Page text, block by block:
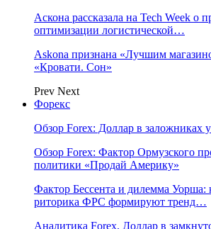
Аскона рассказала на Tech Week
оптимизации логистической…
Askona признана «Лучшим
«Кровати. Сон»
Prev Next
Форекс
Обзор Forex: Доллар в заложниках
Обзор Forex: Фактор Ормузского
политики «Продай Америку»
Фактор Бессента и дилемма Уорша:
риторика ФРС формируют тренд…
Аналитика Forex. Доллар в